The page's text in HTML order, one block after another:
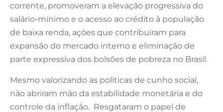
corrente, promoveram a elevação progressiva do
salário-mínimo e o acesso ao crédito à população
de baixa renda, ações que contribuíram para
expansão do mercado interno e eliminação de
parte expressiva dos bolsões de pobreza no Brasil.
Mesmo valorizando as políticas de cunho social,
não abriram mão da estabilidade monetária e do
controle da inflação. Resgataram o papel de